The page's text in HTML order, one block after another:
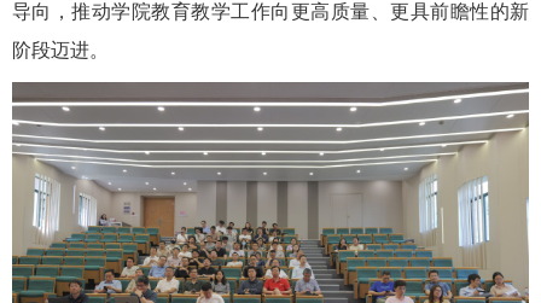
导向 ，推动学院教育教学工作向更高质量、更具前瞻性的新
阶段迈进。